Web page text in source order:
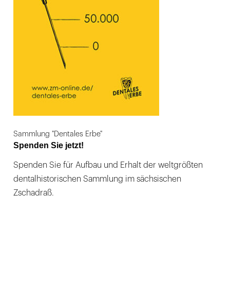
Sammlung "Dentales Erbe"
Spenden Sie jetzt!
Spenden Sie für Aufbau und Erhalt der weltgrößten
dentalhistorischen Sammlung im sächsischen
Zschadraß.